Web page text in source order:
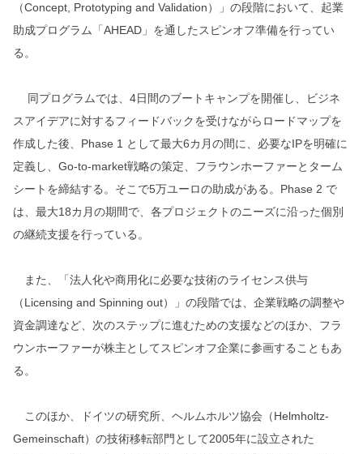
（Concept, Prototyping and Validation）」の段階において、起業
助成プログラム「AHEAD」を通したスピンオフ準備を行ってい
る。
同プログラムでは、4日間のブートキャンプを開催し、ビジネ
スアイデアに対するフィードバックを受けながらロードマップを
作成した後、Phase 1 として最大6カ月の間に、必要なIPを明確に
定義し、Go-to-market戦略の策定、フラウンホーファーとターム
シートを締結する。そこで5万ユーロの助成がある。Phase 2 で
は、最大18カ月の期間で、各プロジェクトのニーズに沿った個別
の継続支援を行っている。
また、「法人化や商用化に必要な技術のライセンス供与
（Licensing and Spinning out）」の段階では、企業戦略の調整や
資金調達など、次のステップに進むための支援などのほか、フラ
ウンホーファーが株主としてスピンオフ企業に参画することもあ
る。
このほか、ドイツの研究所、ヘルムホルツ協会（Helmholtz-
Gemeinschaft）の技術移転部門として2005年に設立された